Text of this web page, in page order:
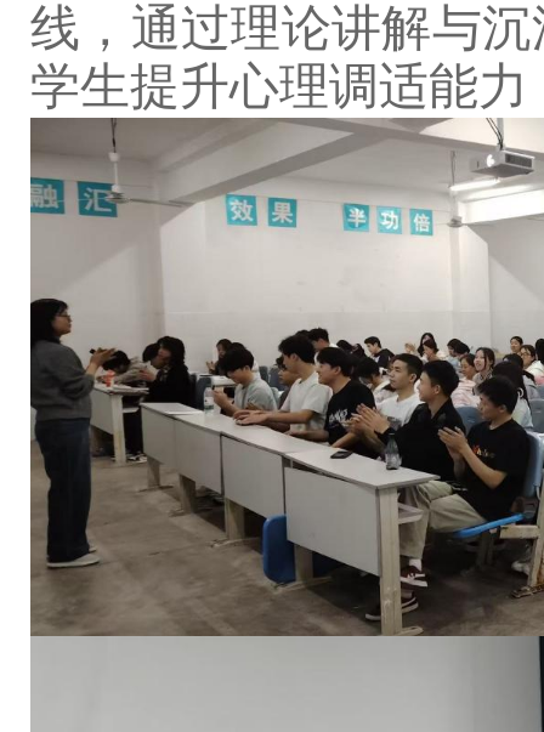
线，通过理论讲解与
学生提升心理调适能